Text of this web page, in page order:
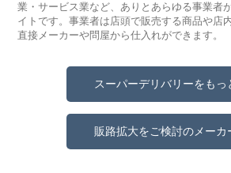
業・サービス業など、ありとあらゆる事業者
イトです。事業者は店頭で販売する商品や店
直接メーカーや問屋から仕入れができます。
スーパーデリバリーをもっ
販路拡大をご検討のメーカ